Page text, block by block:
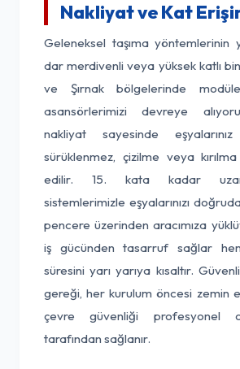
Nakliyat ve Kat
Geleneksel taşıma yöntemlerinin
dar merdivenli veya yüksek katlı
ve Şırnak bölgelerinde
asansörlerimizi devreye
nakliyat sayesinde
sürüklenmez, çizilme veya
edilir. 15. kata kadar
sistemlerimizle eşyalarınızı
pencere üzerinden aracımıza
iş gücünden tasarruf sağlar
süresini yarı yarıya kısaltır.
gereği, her kurulum öncesi zemin
çevre güvenliği profesyonel
tarafından sağlanır.